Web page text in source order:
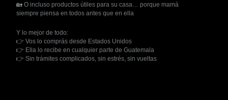
🏡 O incluso productos útiles para su casa… porque mamá
siempre piensa en todos antes que en ella
Y lo mejor de todo:
👉 Vos lo comprás desde Estados Unidos
👉 Ella lo recibe en cualquier parte de Guatemala
👉 Sin trámites complicados, sin estrés, sin vueltas